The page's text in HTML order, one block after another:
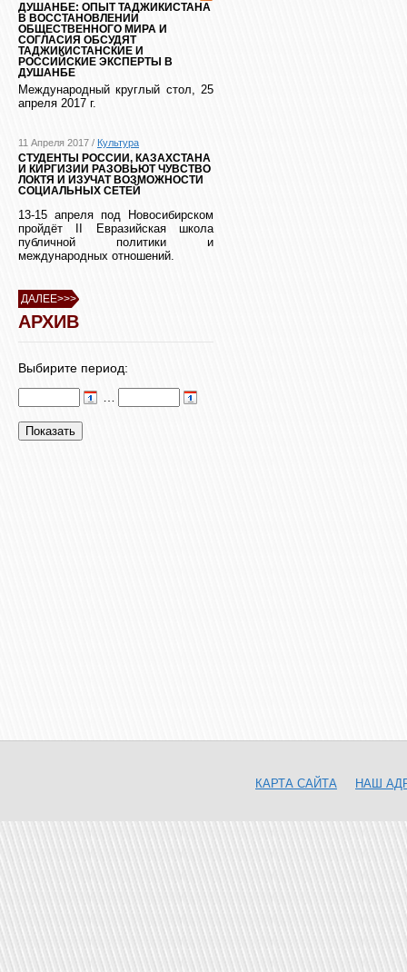
ДУШАНБЕ: ОПЫТ ТАДЖИКИСТАНА
В ВОССТАНОВЛЕНИИ
ОБЩЕСТВЕННОГО МИРА И
СОГЛАСИЯ ОБСУДЯТ
ТАДЖИКИСТАНСКИЕ И
РОССИЙСКИЕ ЭКСПЕРТЫ В
ДУШАНБЕ
Международный круглый стол, 25
апреля 2017 г.
11 Апреля 2017 / Культура
СТУДЕНТЫ РОССИИ, КАЗАХСТАНА
И КИРГИЗИИ РАЗОВЬЮТ ЧУВСТВО
ЛОКТЯ И ИЗУЧАТ ВОЗМОЖНОСТИ
СОЦИАЛЬНЫХ СЕТЕЙ
13-15 апреля под Новосибирском
пройдёт II Евразийская школа
публичной политики и
международных отношений.
ДАЛЕЕ>>>
АРХИВ
Выбирите период:
КАРТА САЙТА НАШ